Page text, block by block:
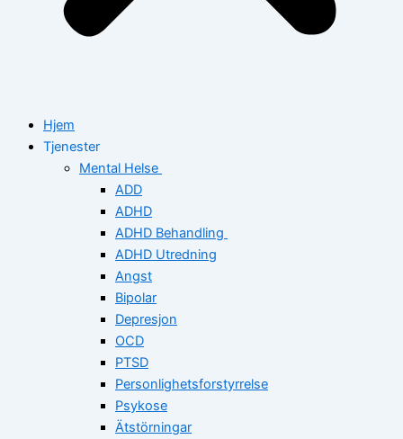
Hjem
Tjenester
Mental Helse
ADD
ADHD
ADHD Behandling
ADHD Utredning
Angst
Bipolar
Depresjon
OCD
PTSD
Personlighetsforstyrrelse
Psykose
Ätstörningar